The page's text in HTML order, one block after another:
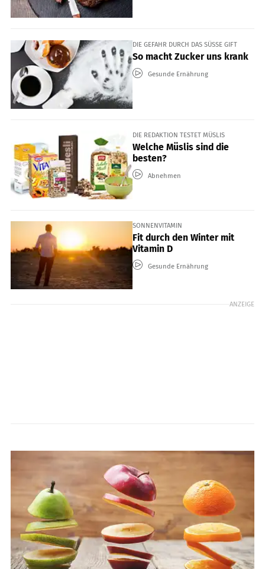
DIE GEFAHR DURCH DAS SÜSSE GIFT
So macht Zucker uns krank
Gesunde Ernährung
DIE REDAKTION TESTET MÜSLIS
Welche Müslis sind die
besten?
Abnehmen
SONNENVITAMIN
Fit durch den Winter mit
Vitamin D
Gesunde Ernährung
ANZEIGE